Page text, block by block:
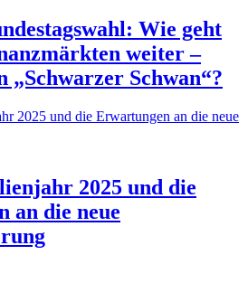
Wie geht
weiter –
„Schwarzer Schwan“?
2025 und die
an die neue